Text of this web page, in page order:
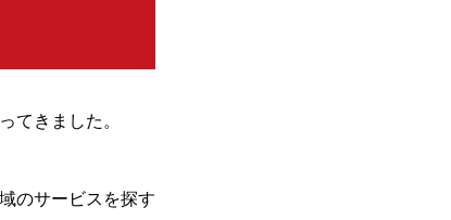
てきました。
のサービスを探す